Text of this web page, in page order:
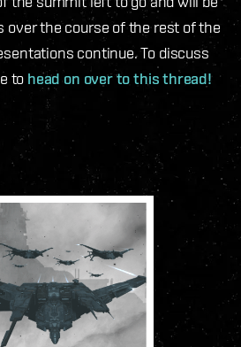
over the course of the rest of the
continue. To discuss
to head on over to this thread!